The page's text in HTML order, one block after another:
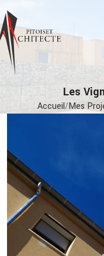
Les
Accueil Mes